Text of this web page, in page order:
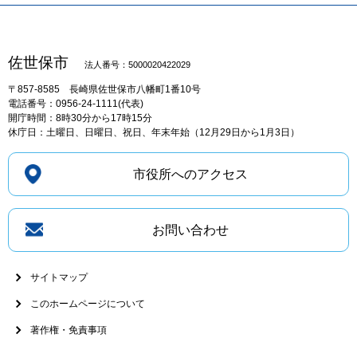
佐世保市 法人番号：5000020422029
〒857-8585 長崎県佐世保市八幡町1番10号
電話番号：0956-24-1111(代表)
開庁時間：8時30分から17時15分
休庁日：土曜日、日曜日、祝日、年末年始（12月29日から1月3日）
市役所へのアクセス
お問い合わせ
サイトマップ
このホームページについて
著作権・免責事項